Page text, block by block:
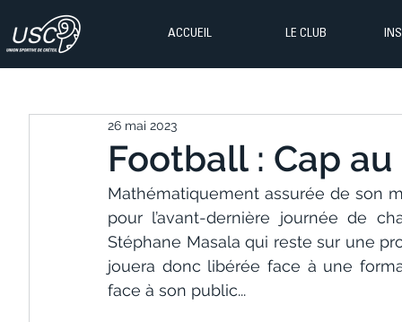
ACCUEIL LE CLUB
Football : Cap au
26 mai 2023
Mathématiquement assurée de son
pour l’avant-dernière journée de
Stéphane Masala qui reste sur une
jouera donc libérée face à une
face à son public...